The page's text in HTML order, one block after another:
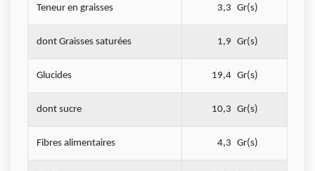
Teneur en graisses 3,3 Gr(s)
dont Graisses saturées 1,9 Gr(s)
Glucides 19,4 Gr(s)
dont sucre 10,3 Gr(s)
Fibres alimentaires 4,3 Gr(s)